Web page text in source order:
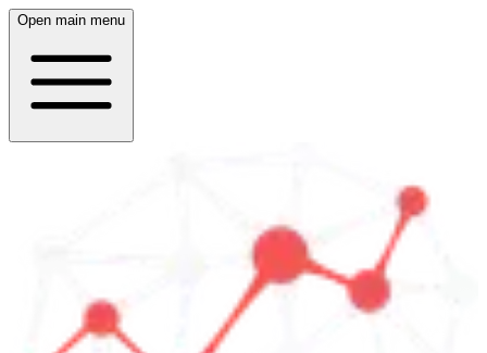
Open main menu